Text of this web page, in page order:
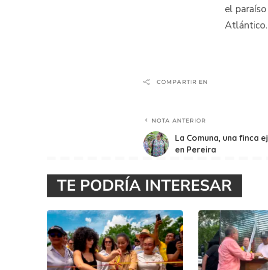
el
Atlántico.
COMPARTIR EN
NOTA ANTERIOR
La Comuna, una finca
en Pereira
TE PODRÍA INTERESAR